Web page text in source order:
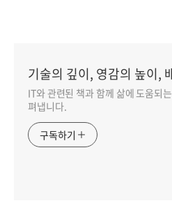
기술의 깊이, 영감의 높이,
IT와 관련된 책과 함께 삶에 도움되
펴냅니다.
구독하기